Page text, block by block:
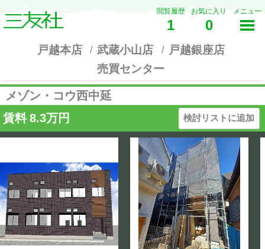
閲覧履歴
1
お気に入り
0
メニュー
戸越本店 武蔵小山店
戸越銀座店
売買センター
メゾン・コウ西中延
賃料 8.3万円 検討リストに追加